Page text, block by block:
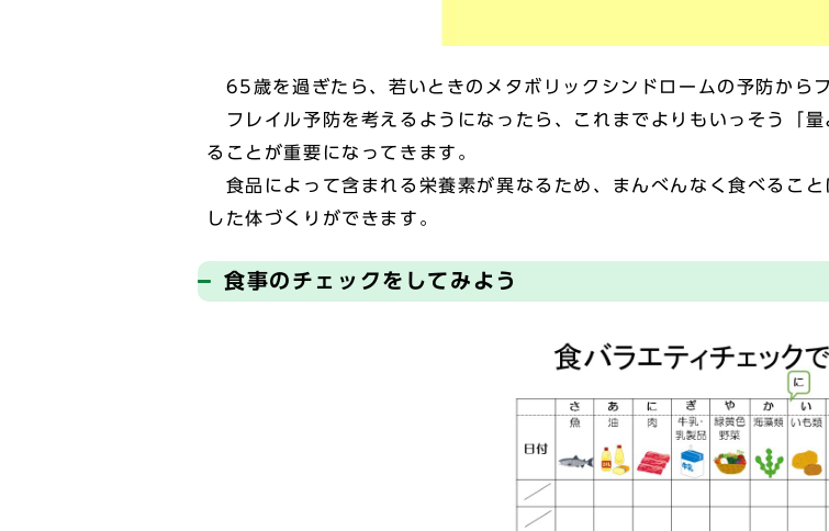
65歳を過ぎたら、若いときのメタボリックシンドロームの予防から
フレイル予防を考えるようになったら、これまでよりもいっそう「
ることが重要になってきます。
食品によって含まれる栄養素が異なるため、まんべんなく食べるこ
した体づくりができます。
食事のチェックをしてみよう